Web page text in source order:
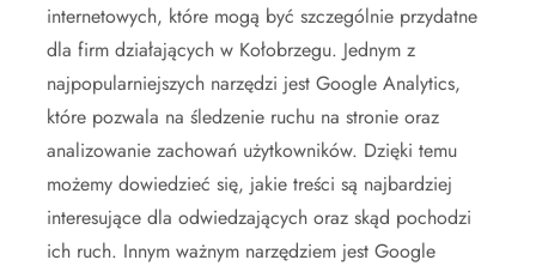
internetowych, które mogą być szczególnie przydatne
dla firm działających w Kołobrzegu. Jednym z
najpopularniejszych narzędzi jest Google Analytics,
które pozwala na śledzenie ruchu na stronie oraz
analizowanie zachowań użytkowników. Dzięki temu
możemy dowiedzieć się, jakie treści są najbardziej
interesujące dla odwiedzających oraz skąd pochodzi
ich ruch. Innym ważnym narzędziem jest Google